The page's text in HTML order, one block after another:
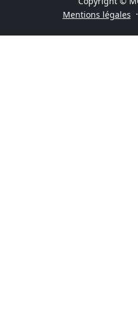
Mentions légales ·